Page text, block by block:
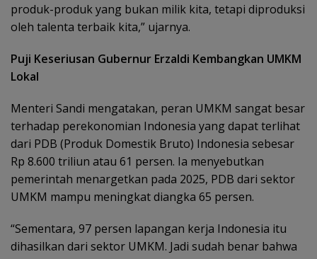
produk-produk yang bukan milik kita, tetapi diproduksi
oleh talenta terbaik kita,” ujarnya.
Puji Keseriusan Gubernur Erzaldi Kembangkan UMKM
Lokal
Menteri Sandi mengatakan, peran UMKM sangat besar
terhadap perekonomian Indonesia yang dapat terlihat
dari PDB (Produk Domestik Bruto) Indonesia sebesar
Rp 8.600 triliun atau 61 persen. Ia menyebutkan
pemerintah menargetkan pada 2025, PDB dari sektor
UMKM mampu meningkat diangka 65 persen.
“Sementara, 97 persen lapangan kerja Indonesia itu
dihasilkan dari sektor UMKM. Jadi sudah benar bahwa